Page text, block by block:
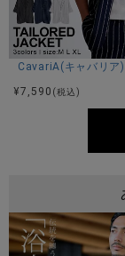
帯はあらかじめ結
簡単に着付け可能。
マジックテープ式
結び方に不安が
忙しい日でもサッ
【夏の思い出を格
ご自身用にはも
めです。
【和の伝統と現代
CavariA(キャバリア
¥7,590 (税込)